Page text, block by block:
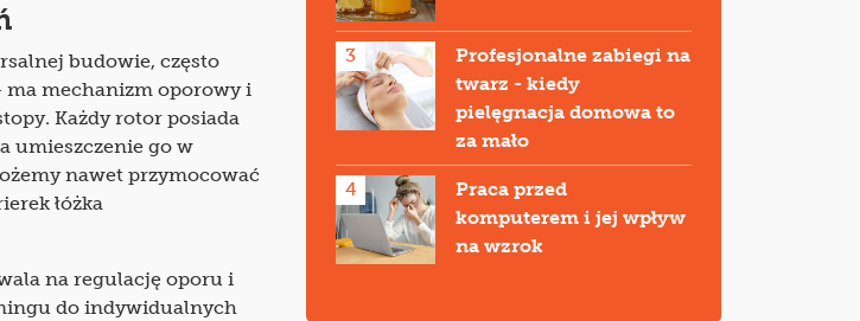
budowie, często
mechanizm oporowy i
Każdy rotor posiada
umieszczenie go w
nawet przymocować
łóżka
na regulację oporu i
do indywidualnych
3
Profesjonalne zabiegi na
twarz - kiedy
pielęgnacja domowa to
za mało
4
Praca przed
komputerem i jej wpływ
na wzrok